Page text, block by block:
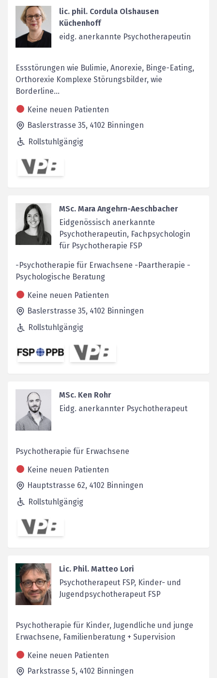
lic. phil. Cordula Olshausen
Küchenhoff
eidg. anerkannte Psychotherapeutin
Essstörungen wie Bulimie, Anorexie, Binge-Eating,
Orthorexie Komplexe Störungsbilder, wie
Borderline...
Keine neuen Patienten
Baslerstrasse 35, 4102 Binningen
Rollstuhlgängig
MSc. Mara Angehrn-Aeschbacher
Eidgenössisch anerkannte
Psychotherapeutin, Fachpsychologin
für Psychotherapie FSP
-Psychotherapie für Erwachsene -Paartherapie -
Psychologische Beratung
Keine neuen Patienten
Baslerstrasse 35, 4102 Binningen
Rollstuhlgängig
MSc. Ken Rohr
Eidg. anerkannter Psychotherapeut
Psychotherapie für Erwachsene
Keine neuen Patienten
Hauptstrasse 62, 4102 Binningen
Rollstuhlgängig
Lic. Phil. Matteo Lori
Psychotherapeut FSP, Kinder- und
Jugendpsychotherapeut FSP
Psychotherapie für Kinder, Jugendliche und junge
Erwachsene, Familienberatung + Supervision
Keine neuen Patienten
Parkstrasse 5, 4102 Binningen